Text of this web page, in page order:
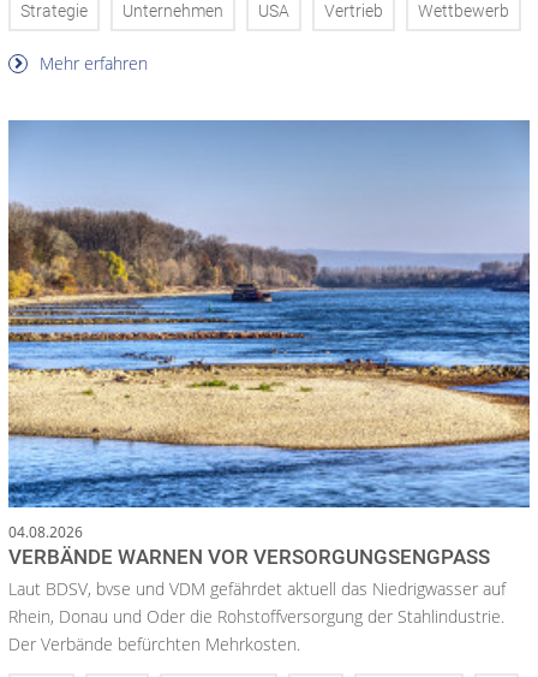
Strategie Unternehmen USA Vertrieb Wettbewerb
Mehr erfahren
04.08.2026
VERBÄNDE WARNEN VOR VERSORGUNGSENGPASS
Laut BDSV, bvse und VDM gefährdet aktuell das Niedrigwasser auf
Rhein, Donau und Oder die Rohstoffversorgung der Stahlindustrie.
Der Verbände befürchten Mehrkosten.